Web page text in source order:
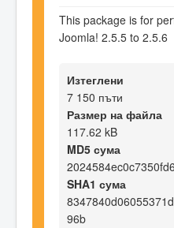
This package is for
Joomla! 2.5.5 to 2.5.6
Изтеглени
7 150 пъти
Размер на файла
117.62 kB
MD5 сума
SHA1 сума
96b